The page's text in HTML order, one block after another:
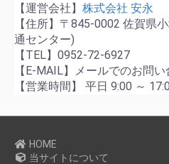
【運営会社】 株式会社 安永
【住所】〒845-0002 佐賀県
通センター)
【TEL】0952-72-6927
【E-MAIL】メールでのお問
【営業時間】 平日 9:00 ～
HOME
当サイトについて